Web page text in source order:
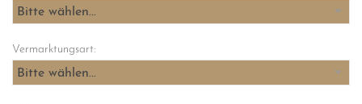
Bitte wählen...
Vermarktungsart:
Bitte wählen...